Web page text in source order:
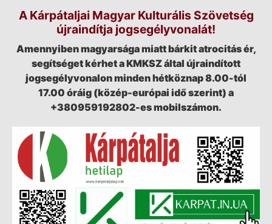
A Kárpátaljai Magyar Kulturális Szövetség
újraindítja jogsegélyvonalát!
Amennyiben magyarsága miatt bárkit atrocitás ér,
segítséget kérhet a KMKSZ által újraindított
jogsegélyvonalon minden hétköznap 8.00-tól
17.00 óráig (közép-európai idő szerint) a
+380959192802-es mobilszámon.